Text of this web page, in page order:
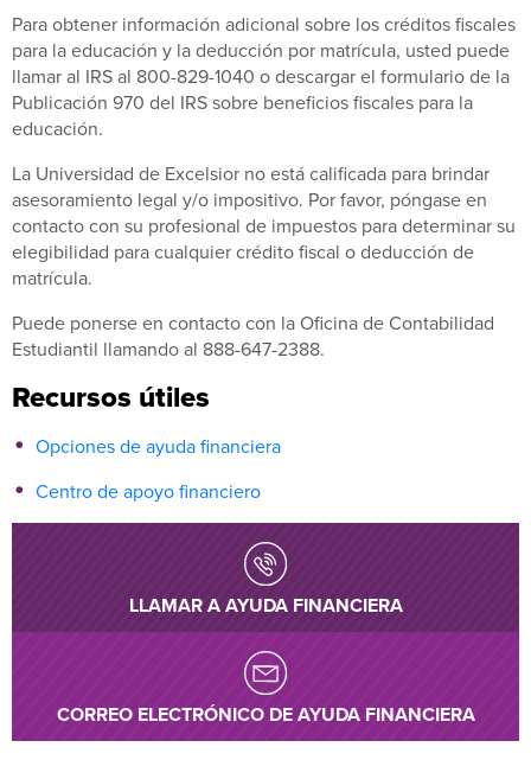
Para obtener información adicional sobre los créditos fiscales
para la educación y la deducción por matrícula, usted puede
llamar al IRS al 800-829-1040 o descargar el formulario de la
Publicación 970 del IRS sobre beneficios fiscales para la
educación.
La Universidad de Excelsior no está calificada para brindar
asesoramiento legal y/o impositivo. Por favor, póngase en
contacto con su profesional de impuestos para determinar su
elegibilidad para cualquier crédito fiscal o deducción de
matrícula.
Puede ponerse en contacto con la Oficina de Contabilidad
Estudiantil llamando al 888-647-2388.
Recursos útiles
Opciones de ayuda financiera
Centro de apoyo financiero
LLAMAR A AYUDA FINANCIERA
CORREO ELECTRÓNICO DE AYUDA FINANCIERA